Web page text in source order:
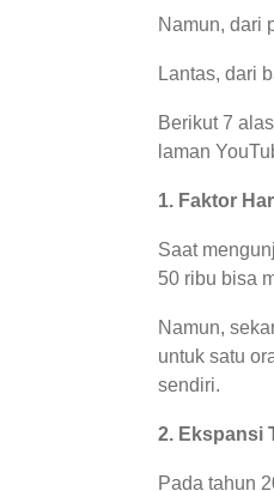
Namun, dari
Lantas, dari
Berikut 7
laman
1. Faktor
Saat
50 ribu bisa
Namun,
untuk satu
sendiri.
2. Ekspansi
Pada tahun